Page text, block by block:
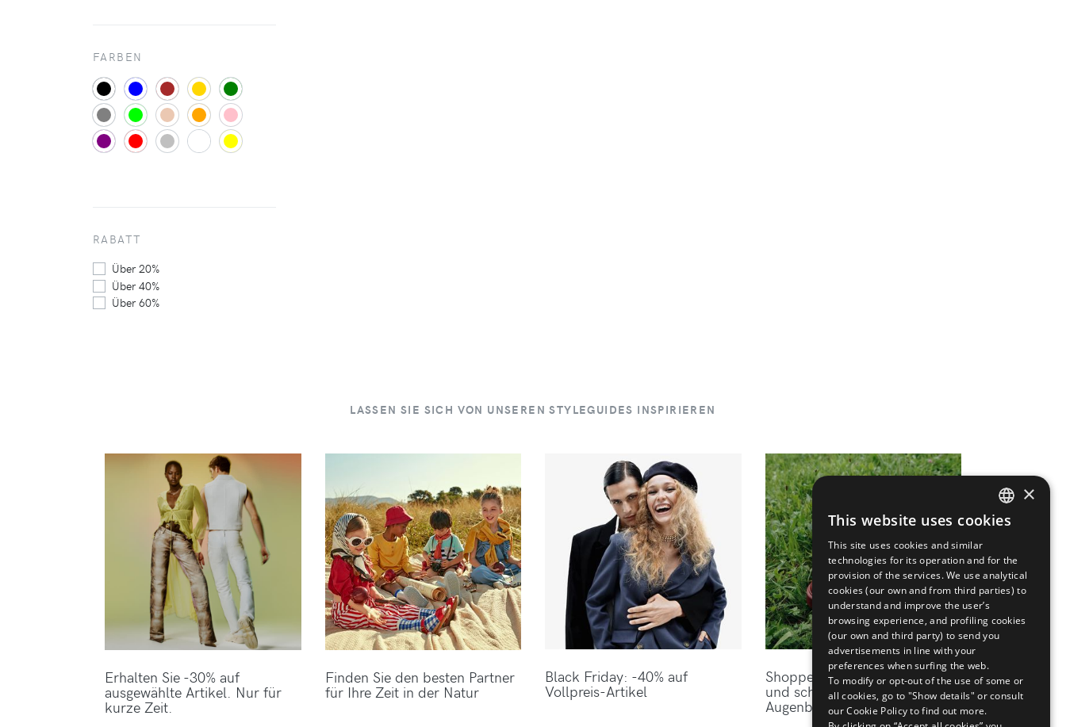
FARBEN
RABATT
Über 20%
Über 40%
Über 60%
LASSEN SIE SICH VON UNSEREN STYLEGUIDES INSPIRIEREN
Erhalten Sie -30% auf
ausgewählte Artikel. Nur für
kurze Zeit.
Finden Sie den besten Partner
für Ihre Zeit in der Natur
Black Friday: -40% auf
Vollpreis-Artikel
Shoppen Sie die elegantesten
und schicksten Marken des
Augenblicks bei Mytheresa
ENGLISH
×
This website uses cookies
This site uses cookies and similar
technologies for its operation and for the
provision of the services. We use analytical
cookies (our own and from third parties) to
understand and improve the user’s
browsing experience, and profiling cookies
(our own and third party) to send you
advertisements in line with your
preferences when surfing the web.
To modify or opt-out of the use of some or
all cookies, go to "Show details" or consult
our Cookie Policy to find out more.